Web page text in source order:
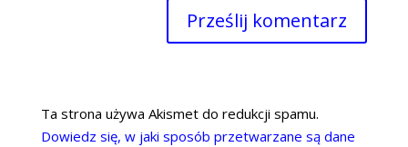
Ta strona używa Akismet do redukcji spamu.
Dowiedz się, w jaki sposób przetwarzane są dane